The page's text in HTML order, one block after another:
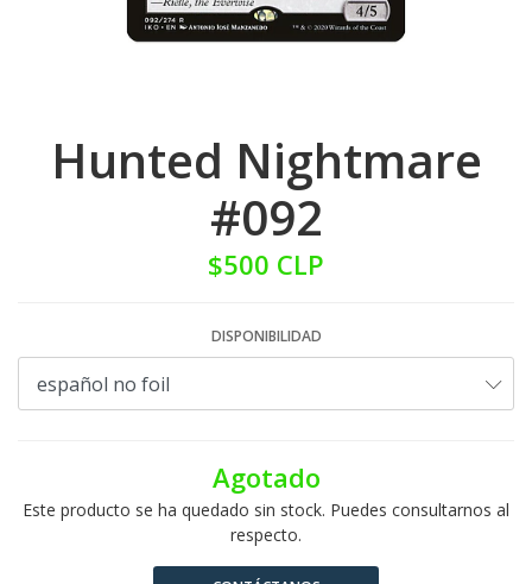
Hunted Nightmare
#092
$500 CLP
DISPONIBILIDAD
Agotado
Este producto se ha quedado sin stock. Puedes consultarnos al
respecto.